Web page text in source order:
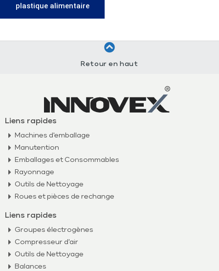
plastique alimentaire
Retour en haut
Liens rapides
Machines d'emballage
Manutention
Emballages et Consommables
Rayonnage
Outils de Nettoyage
Roues et pièces de rechange
Liens rapides
Groupes électrogènes
Compresseur d'air
Outils de Nettoyage
Balances